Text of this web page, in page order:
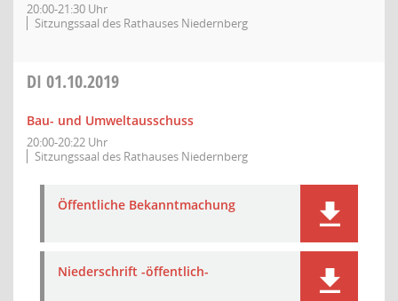
20:00-21:30 Uhr
Sitzungssaal des Rathauses Niedernberg
DI 01.10.2019
Bau- und Umweltausschuss
20:00-20:22 Uhr
Sitzungssaal des Rathauses Niedernberg
Öffentliche Bekanntmachung
Niederschrift -öffentlich-